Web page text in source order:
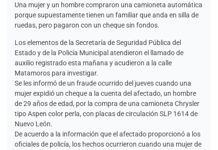
Una mujer y un hombre compraron una camioneta automática
porque supuestamente tienen un familiar que anda en silla de
ruedas, pero pagaron con un cheque sin fondos.
Los elementos de la Secretaría de Seguridad Pública del
Estado y de la Policía Municipal atendieron el llamado de
auxilio registrado esta mañana y acudieron a la calle
Matamoros para investigar.
Se les informó de un fraude ocurrido del jueves cuando una
mujer expidió un cheque a la cuenta del afectado, un hombre
de 29 años de edad, por la compra de una camioneta Chrysler
tipo Aspen color perla, con placas de circulación SLP 1614 de
Nuevo León.
De acuerdo a la información que el afectado proporcionó a los
oficiales de policía, los hechos ocurrieron cuando una mujer de